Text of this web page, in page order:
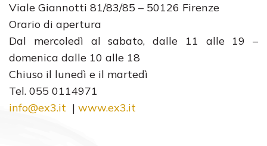
Viale Giannotti 81/83/85 – 50126 Firenze
Orario di apertura
Dal mercoledì al sabato, dalle 11 alle 19 –
domenica dalle 10 alle 18
Chiuso il lunedì e il martedì
Tel. 055 0114971
info@ex3.it | www.ex3.it